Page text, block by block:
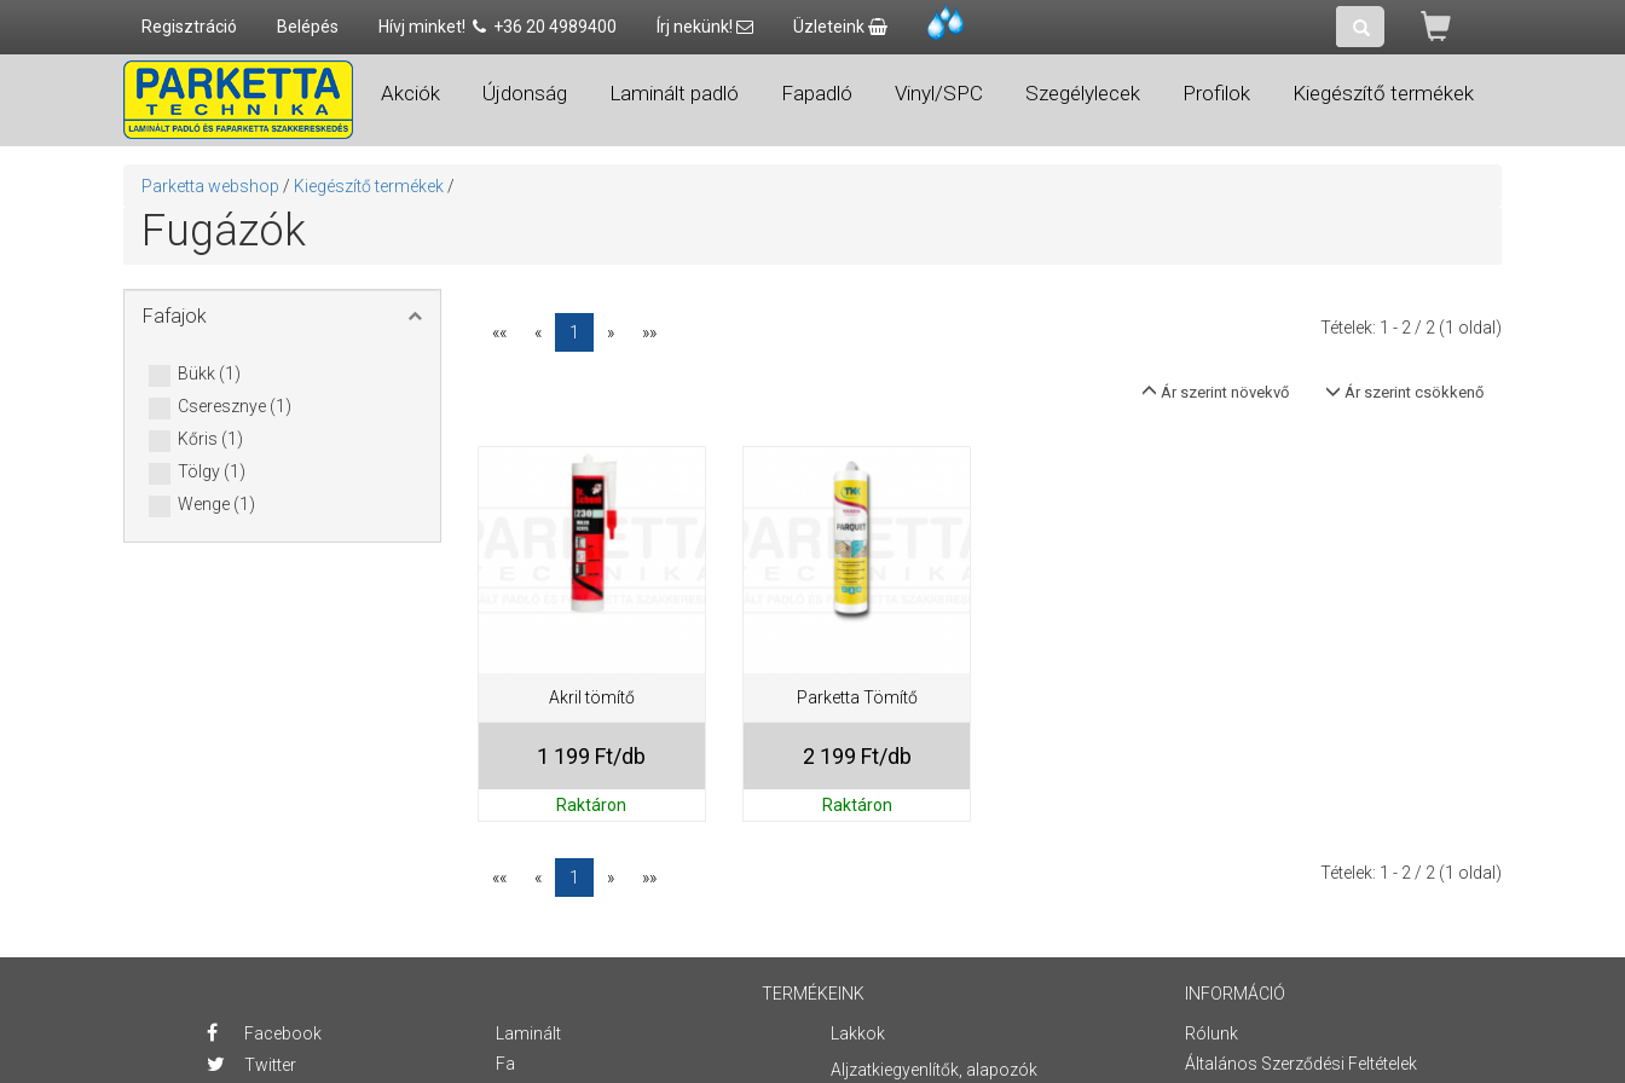
Regisztráció Belépés Hívj minket! +36 20 4989400 Írj nekünk! Üzleteink
Akciók Újdonság Laminált padló Fapadló Vinyl/SPC Szegélylecek Profilok Kiegészítő termékek
Parketta webshop / Kiegészítő termékek /
Fugázók
Fafajok
Bükk (1)
Cseresznye (1)
Kőris (1)
Tölgy (1)
Wenge (1)
«« « 1 » »» Tételek: 1 - 2 / 2 (1 oldal)
Ár szerint csökkenő
Ár szerint növekvő
Akril tömítő
1 199 Ft/db
Raktáron
Parketta Tömítő
2 199 Ft/db
Raktáron
«« « 1 » »» Tételek: 1 - 2 / 2 (1 oldal)
Facebook
Twitter
TERMÉKEINK
Laminált
Fa
Lakkok
Aljzatkiegyenlítők, alapozók
INFORMÁCIÓ
Rólunk
Általános Szerződési Feltételek